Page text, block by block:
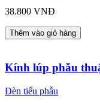
38.800 VNĐ
Thêm vào giỏ hàng
Kính lúp phẫu
Đèn tiểu phẫu